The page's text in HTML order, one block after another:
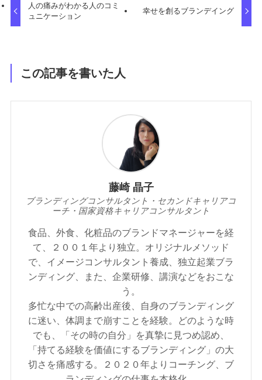
人の痛みがわかる人のコミ
ュニケーション
幸せを創るブランデイング
この記事を書いた人
藤崎 晶子
ブランディングコンサルタント・セカンドキャリアコ
ーチ・国家資格キャリアコンサルタント
食品、外食、化粧品のブランドマネージャーを経
て、２００１年より独立。オリジナルメソッド
で、イメージコンサルタント養成、独立起業ブラ
ンディング、また、企業研修、講演などをおこな
う。
多忙な中での高齢出産後、自身のブランディング
に迷い、体調まで崩すことを経験。どのような時
でも、「その時の自分」を真摯に見つめ認め、
「持てる経験を価値にするブランディング」の大
切さを痛感する。２０２０年よりコーチング、ブ